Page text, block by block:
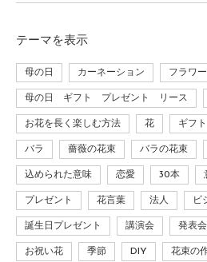
テーマ を表示
母の日 カーネーション フラワ
母の日 ギフト プレゼント リース
お花を長く楽しむ方法 花 ギフト
バラ 薔薇の花束 バラの花束
込められた意味 恋愛 30本
プレゼント 花言葉 法人 ビ
誕生日プレゼント 講演会 発表会
お祝い花 季節 DIY 花束の